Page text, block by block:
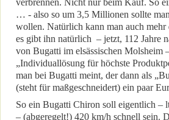
verbrennen. Nicht nur beim Kauf. So
… - also so um 3,5 Millionen sollte
wollen. Natürlich kann man auch mehr
es gibt ihn natürlich – jetzt, 112 Jahre
von Bugatti im elsässischen Molsheim
„Individuallösung für höchste
man bei Bugatti meint, der dann als
(steht für maßgeschneidert) ein paar
So ein Bugatti Chiron soll eigentlich –
– (abgeregelt!) 420 km/h schnell sein.